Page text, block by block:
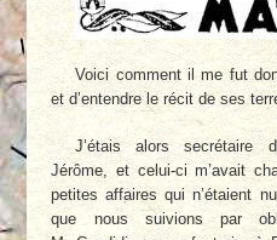
Voici comment il me fut
et d’entendre le récit de ses
J’étais alors secrétaire
Jérôme, et celui-ci m’avait
petites affaires qui n’étaient
que nous suivions par